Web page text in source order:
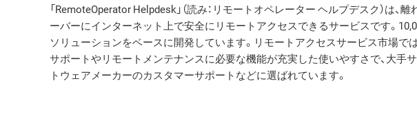
「RemoteOperator Helpdesk」（読み：リモートオペレーター ヘルプデスク）は、
ーバーにインターネット上で安全にリモートアクセスできるサービスです。
ソリューションをベースに開発しています。リモートアクセスサービス市場で
サポートやリモートメンテナンスに必要な機能が充実した使いやすさで、大手
トウェアメーカーのカスタマーサポートなどに選ばれています。